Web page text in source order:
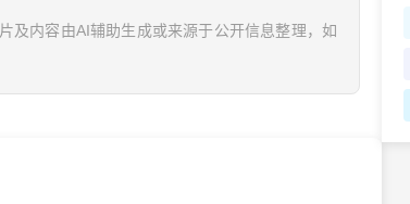
及内容由AI辅助生成或来源于公开信息整理，如